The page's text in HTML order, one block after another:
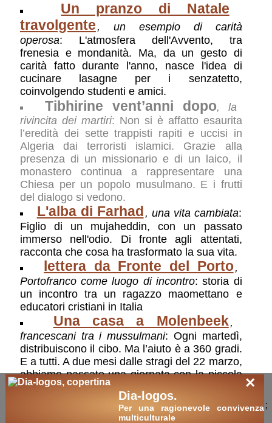
Un pranzo di Natale
travolgente , un esempio di carità
operosa: L'atmosfera dell'Avvento, tra
frenesia e mondanità. Ma, da un gesto di
carità fatto durante l'anno, nasce l'idea di
cucinare lasagne per i senzatetto,
coinvolgendo studenti e amici.
Tibhirine vent’anni dopo, la
rivincita dei martiri: Non si è affatto esaurita
l’eredità dei sette trappisti rapiti e uccisi in
Algeria dai terroristi islamici. Grazie alla
presenza di un missionario e di un laico, il
monastero continua a rappresentare una
Chiesa per un popolo musulmano. E i frutti
del dialogo si vedono.
L'alba di Farhad , una vita cambiata:
Figlio di un mujaheddin, con un passato
immerso nell'odio. Di fronte agli attentati,
racconta che cosa ha trasformato la sua vita.
lettera da Fronte del Porto,
Portofranco come luogo di incontro: storia di
un incontro tra un ragazzo maomettano e
educatori cristiani in Italia
Una casa a Molenbeek,
francescani tra i mussulmani: Ogni martedì,
distribuiscono il cibo. Ma l’aiuto è a 360 gradi.
E a tutti. A due mesi dalle stragi del 22 marzo,
abbiamo passato una giornata con la piccola
comunità di frati che vive tra gli immigrati. E si
occupa del «vuoto» dei giovani. Con la
×
Dia-logos.
Per una ragionevole convivenza
multiculturale
;